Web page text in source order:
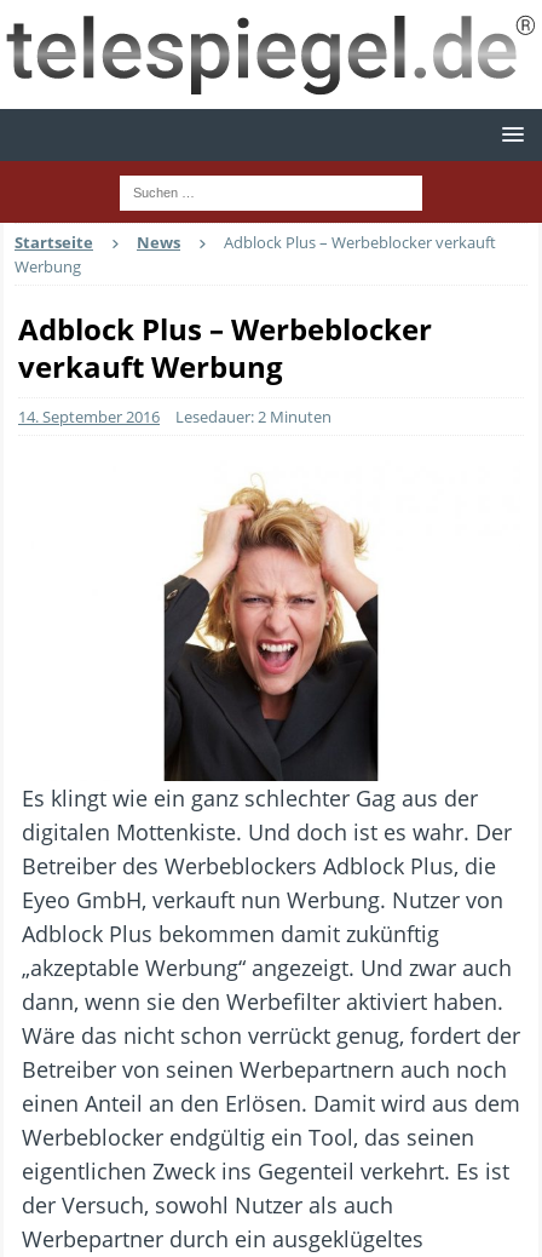
Startseite News
Adblock Plus – Werbeblocker verkauft
Werbung
Adblock Plus – Werbeblocker
verkauft Werbung
14. September 2016 Lesedauer: 2 Minuten
Es klingt wie ein ganz schlechter Gag aus der
digitalen Mottenkiste. Und doch ist es wahr. Der
Betreiber des Werbeblockers Adblock Plus, die
Eyeo GmbH, verkauft nun Werbung. Nutzer von
Adblock Plus bekommen damit zukünftig
„akzeptable Werbung“ angezeigt. Und zwar auch
dann, wenn sie den Werbefilter aktiviert haben.
Wäre das nicht schon verrückt genug, fordert der
Betreiber von seinen Werbepartnern auch noch
einen Anteil an den Erlösen. Damit wird aus dem
Werbeblocker endgültig ein Tool, das seinen
eigentlichen Zweck ins Gegenteil verkehrt. Es ist
der Versuch, sowohl Nutzer als auch
Werbepartner durch ein ausgeklügeltes